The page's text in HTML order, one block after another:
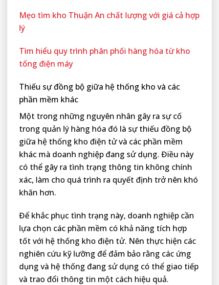
Mẹo tìm kho Thuận An chất lượng với giá cả hợp
lý
Tìm hiểu quy trình phân phối hàng hóa từ kho
tổng điện máy
Thiếu sự đồng bộ giữa hệ thống kho và các
phần mềm khác
Một trong những nguyên nhân gây ra sự cố
trong quản lý hàng hóa đó là sự thiếu đồng bộ
giữa hệ thống kho điện tử và các phần mềm
khác mà doanh nghiệp đang sử dụng. Điều này
có thể gây ra tình trạng thông tin không chính
xác, làm cho quá trình ra quyết định trở nên khó
khăn hơn.
Để khắc phục tình trạng này, doanh nghiệp cần
lựa chọn các phần mềm có khả năng tích hợp
tốt với hệ thống kho điện tử. Nên thực hiện các
nghiên cứu kỹ lưỡng để đảm bảo rằng các ứng
dụng và hệ thống đang sử dụng có thể giao tiếp
và trao đổi thông tin một cách hiệu quả.